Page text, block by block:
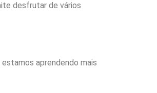
desfrutar de vários
aprendendo mais